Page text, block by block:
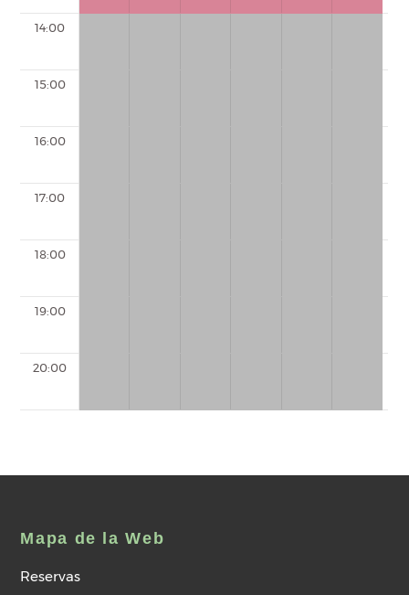
14:00
15:00
16:00
17:00
18:00
19:00
20:00
Mapa de la Web
Reservas